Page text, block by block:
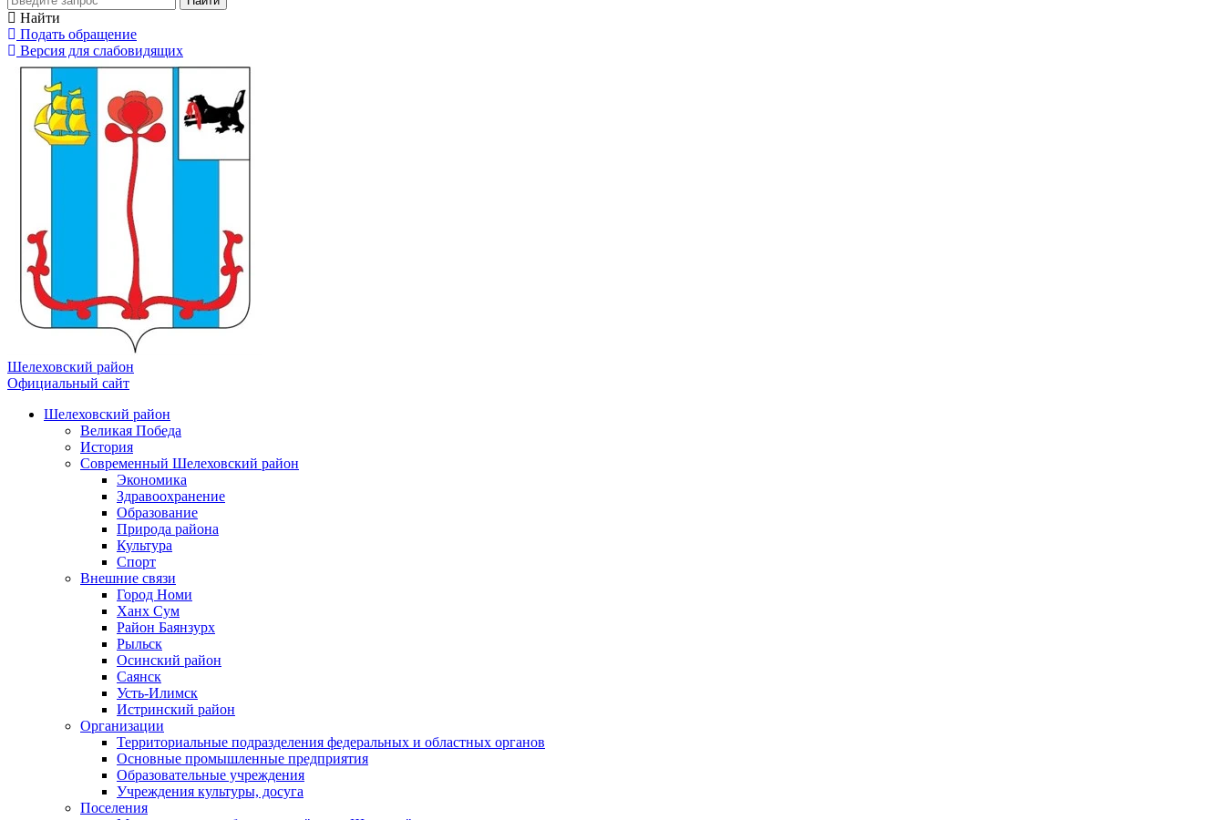
Найти
Подать обращение
Версия для слабовидящих
Шелеховский район
Официальный сайт
Шелеховский район
Великая Победа
История
Современный Шелеховский район
Экономика
Здравоохранение
Образование
Природа района
Культура
Спорт
Внешние связи
Город Номи
Ханх Сум
Район Баянзурх
Рыльск
Осинский район
Саянск
Усть-Илимск
Истринский район
Организации
Территориальные подразделения федеральных и областных органов
Основные промышленные предприятия
Образовательные учреждения
Учреждения культуры, досуга
Поселения